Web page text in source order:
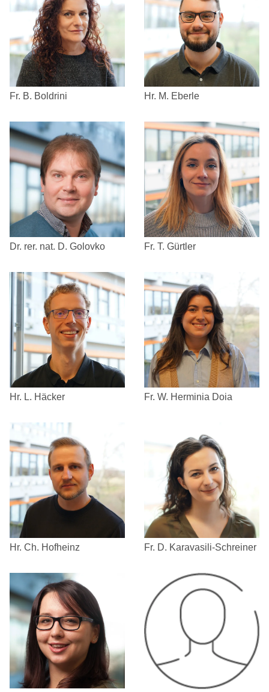
Fr. B. Boldrini Hr. M. Eberle
Dr. rer. nat. D. Golovko Fr. T. Gürtler
Hr. L. Häcker Fr. W. Herminia Doia
Hr. Ch. Hofheinz Fr. D. Karavasili-Schreiner